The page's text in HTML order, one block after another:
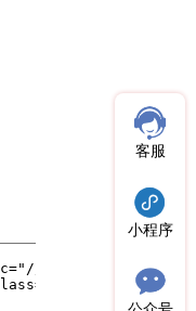
客服
小程序